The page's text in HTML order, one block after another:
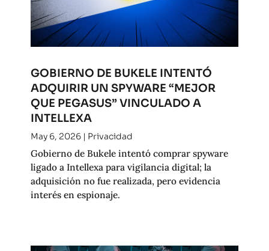
GOBIERNO DE BUKELE INTENTÓ
ADQUIRIR UN SPYWARE “MEJOR
QUE PEGASUS” VINCULADO A
INTELLEXA
May 6, 2026| Privacidad
Gobierno de Bukele intentó comprar spyware
ligado a Intellexa para vigilancia digital; la
adquisición no fue realizada, pero evidencia
interés en espionaje.